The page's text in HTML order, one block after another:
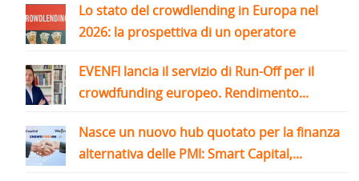
Lo stato del crowdlending in Europa nel
2026: la prospettiva di un operatore
EVENFI lancia il servizio di Run-Off per il
crowdfunding europeo. Rendimento...
Nasce un nuovo hub quotato per la finanza
alternativa delle PMI: Smart Capital,...